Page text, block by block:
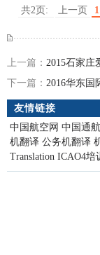
共2页: 上一页 1
上一篇： 2015石家庄
下一篇： 2016华东国
友情链接
中国航空网 中国通
机翻译 公务机翻译
Translation ICAO4培